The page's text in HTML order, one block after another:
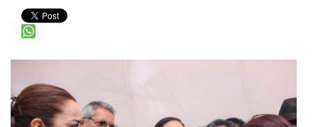
PARTICIPACIÓN
RELACIONES INTERNACIONALES
AGENDA